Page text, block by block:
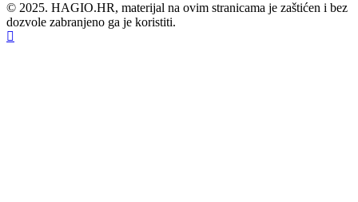
© 2025. HAGIO.HR, materijal na ovim stranicama je zaštićen i bez
dozvole zabranjeno ga je koristiti.